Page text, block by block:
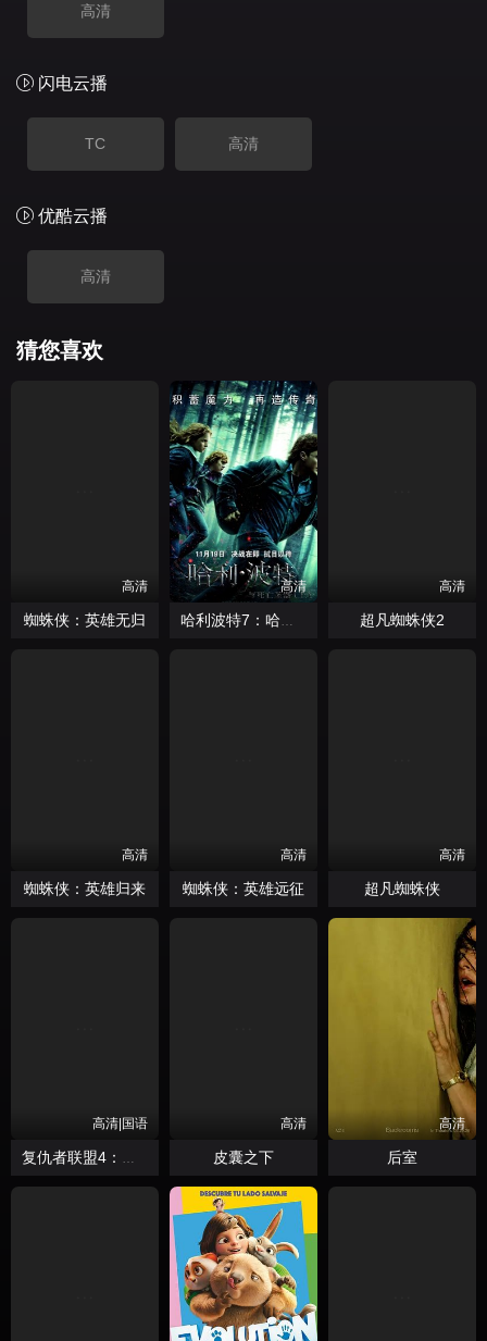
高清
闪电云播
TC 高清
优酷云播
高清
猜您喜欢
高清
蜘蛛侠：英雄无归
高清
哈利波特7：哈利波特与死亡圣器上
高清
超凡蜘蛛侠2
高清
蜘蛛侠：英雄归来
高清
蜘蛛侠：英雄远征
高清
超凡蜘蛛侠
高清|国语
复仇者联盟4：终局之战
高清
皮囊之下
高清
后室